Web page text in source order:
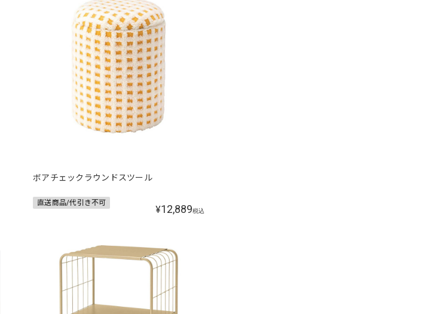
ボアチェックラウンドスツール
直送商品/代引き不可
¥12,889税込